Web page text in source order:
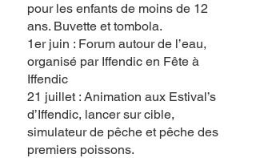
pour les enfants de moins de 12
ans. Buvette et tombola.
1er juin : Forum autour de l’eau,
organisé par Iffendic en Fête à
Iffendic
21 juillet : Animation aux Estival’s
d’Iffendic, lancer sur cible,
simulateur de pêche et pêche des
premiers poissons.